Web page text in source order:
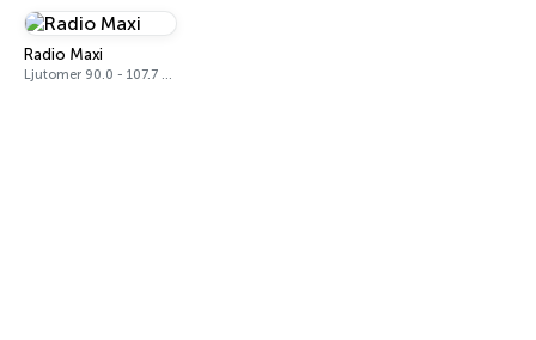
Radio Maxi
Ljutomer 90.0 - 107.7 FM